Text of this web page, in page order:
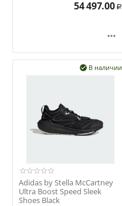
54 497.00 Р

В наличии

Adidas by Stella McCartney
Ultra Boost Speed Sleek
Shoes Black